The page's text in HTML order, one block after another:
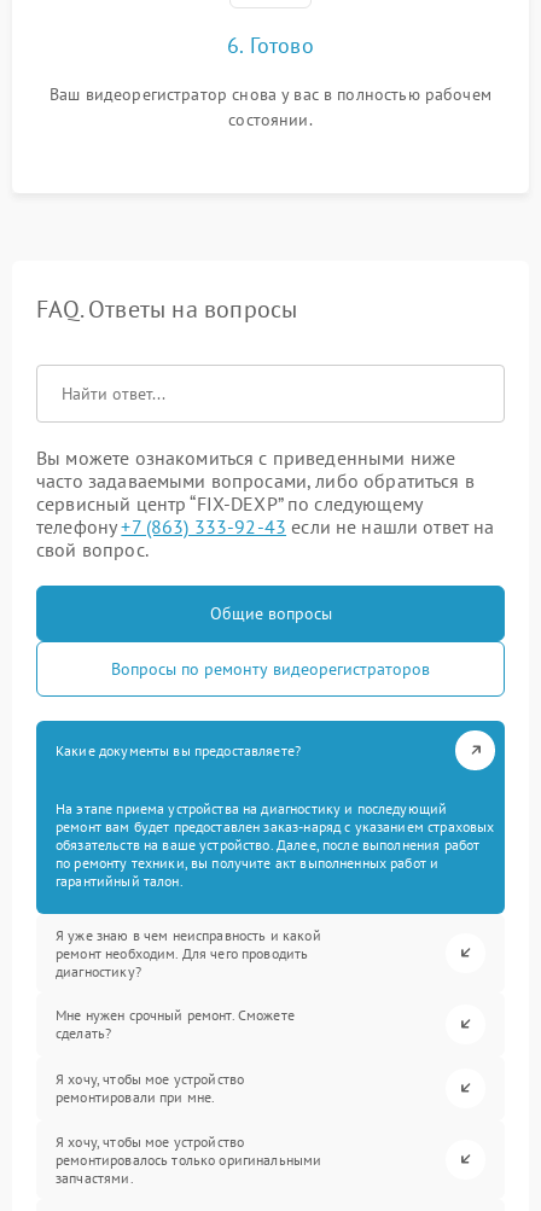
6. Готово
Ваш видеорегистратор снова у вас в полностью рабочем
состоянии.
FAQ. Ответы на вопросы
Вы можете ознакомиться с приведенными ниже
часто задаваемыми вопросами, либо обратиться в
сервисный центр “FIX-DEXP” по следующему
телефону+7 (863) 333-92-43 если не нашли ответ на
свой вопрос.
Общие вопросы
Вопросы по ремонту видеорегистраторов
Какие документы вы предоставляете?
На этапе приема устройства на диагностику и последующий
ремонт вам будет предоставлен заказ-наряд с указанием страховых
обязательств на ваше устройство. Далее, после выполнения работ
по ремонту техники, вы получите акт выполненных работ и
гарантийный талон.
Я уже знаю в чем неисправность и какой
ремонт необходим. Для чего проводить
диагностику?
Мне нужен срочный ремонт. Сможете
сделать?
Я хочу, чтобы мое устройство
ремонтировали при мне.
Я хочу, чтобы мое устройство
ремонтировалось только оригинальными
запчастями.